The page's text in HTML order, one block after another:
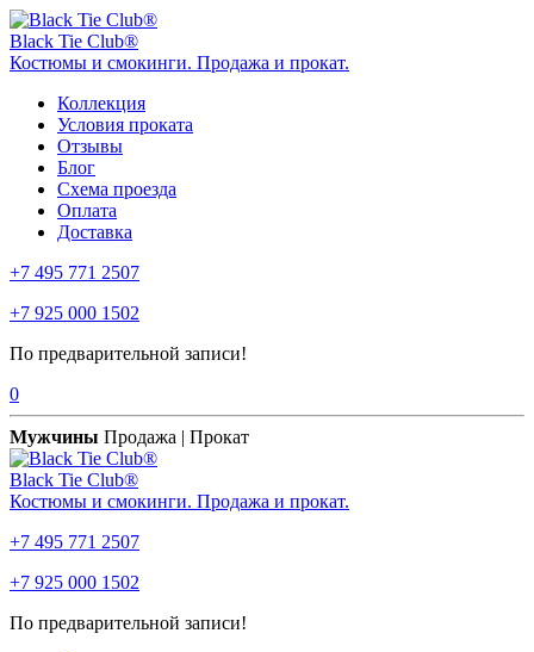
Black Tie Club®
Костюмы и смокинги. Продажа и прокат.
Коллекция
Условия проката
Отзывы
Блог
Схема проезда
Оплата
Доставка
+7 495 771 2507
+7 925 000 1502
По предварительной записи!
0
Мужчины Продажа | Прокат
Black Tie Club®
Костюмы и смокинги. Продажа и прокат.
+7 495 771 2507
+7 925 000 1502
По предварительной записи!